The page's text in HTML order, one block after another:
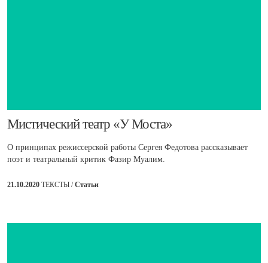
​Мистический театр «У Моста»
О принципах режиссерской работы Сергея Федотова рассказывает
поэт и театральный критик Фазир Муалим.
21.10.2020 ТЕКСТЫ /Статьи